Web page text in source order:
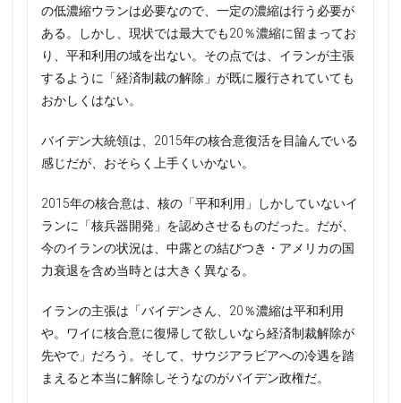
の低濃縮ウランは必要なので、一定の濃縮は行う必要が
ある。しかし、現状では最大でも20％濃縮に留まってお
り、平和利用の域を出ない。その点では、イランが主張
するように「経済制裁の解除」が既に履行されていても
おかしくはない。
バイデン大統領は、2015年の核合意復活を目論んでいる
感じだが、おそらく上手くいかない。
2015年の核合意は、核の「平和利用」しかしていないイ
ランに「核兵器開発」を認めさせるものだった。だが、
今のイランの状況は、中露との結びつき・アメリカの国
力衰退を含め当時とは大きく異なる。
イランの主張は「バイデンさん、20％濃縮は平和利用
や。ワイに核合意に復帰して欲しいなら経済制裁解除が
先やで」だろう。そして、サウジアラビアへの冷遇を踏
まえると本当に解除しそうなのがバイデン政権だ。